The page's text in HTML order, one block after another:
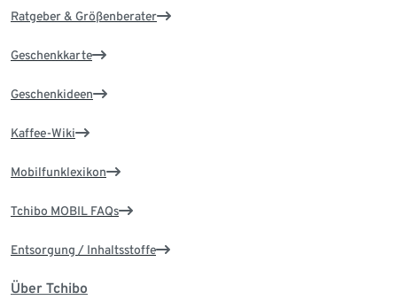
Ratgeber & Größenberater
Geschenkkarte
Geschenkideen
Kaffee-Wiki
Mobilfunklexikon
Tchibo MOBIL FAQs
Entsorgung / Inhaltsstoffe
Über Tchibo